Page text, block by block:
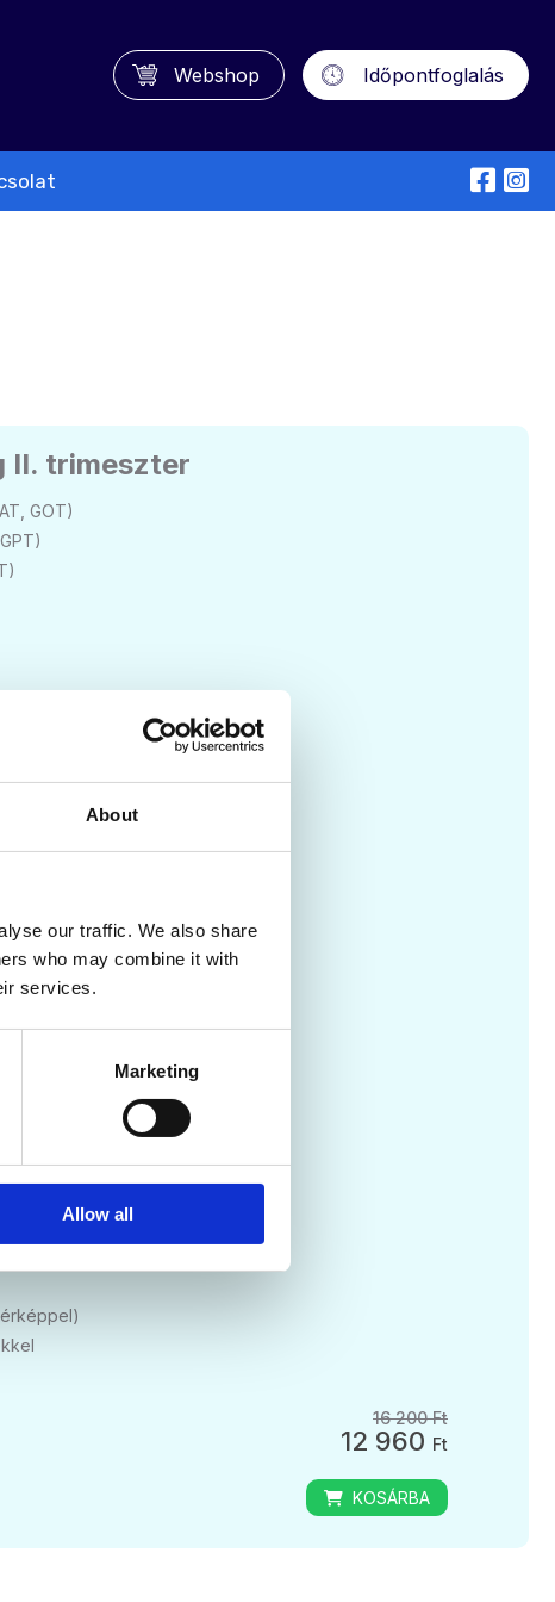
About
our traffic. We also share
who may combine it with
services.
Marketing
Allow all
Webshop Időpontfoglalás
II. trimeszter
GOT)
16 200 Ft
12 960 Ft
KOSÁRBA